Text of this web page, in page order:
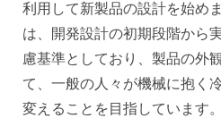
利用して新製品の設計を始め
は、開発設計の初期段階から
慮基準としており、製品の外
て、一般の人々が機械に抱く
変えることを目指しています。